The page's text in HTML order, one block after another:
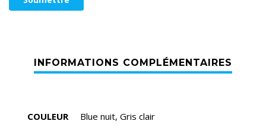
COULEUR Blue nuit, Gris clair